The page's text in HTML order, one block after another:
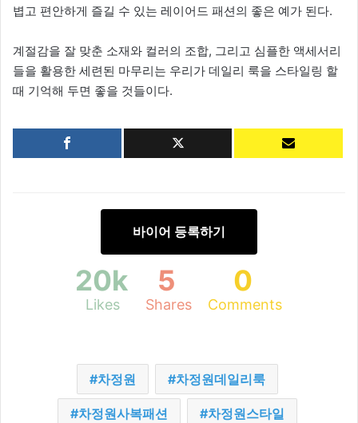
볍고 편안하게 즐길 수 있는 레이어드 패션의 좋은 예가 된다.
계절감을 잘 맞춘 소재와 컬러의 조합, 그리고 심플한 액세서리
들을 활용한 세련된 마무리는 우리가 데일리 룩을 스타일링 할
때 기억해 두면 좋을 것들이다.
바이어 등록하기
20k
Likes
5
Shares
0
Comments
차정원 차정원데일리룩
차정원사복패션 차정원스타일